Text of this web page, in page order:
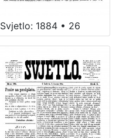
Svjetlo: 1884 • 26